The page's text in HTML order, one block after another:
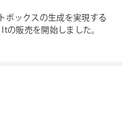
ボックスの生成を実現する
の販売を開始しました。